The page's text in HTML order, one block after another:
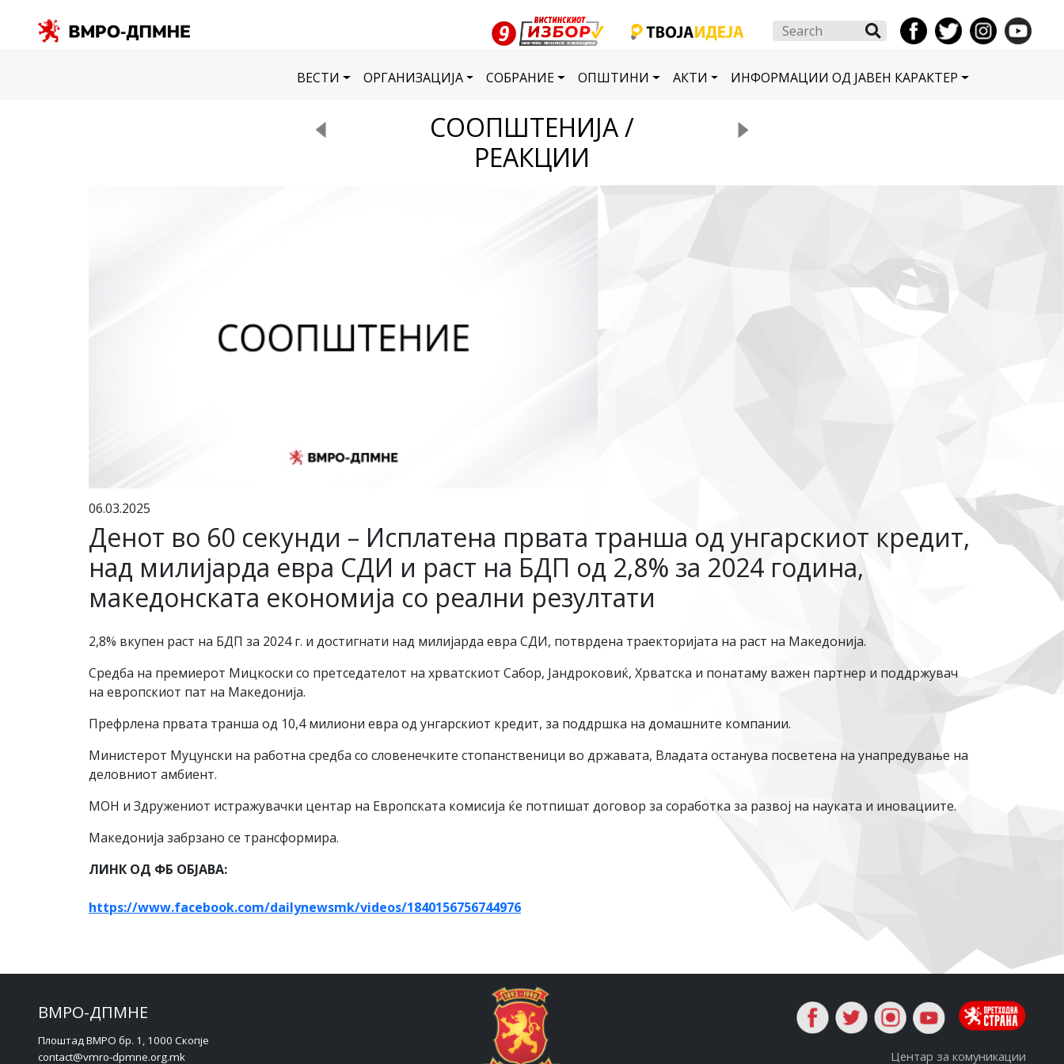
Search
ВЕСТИ ОРГАНИЗАЦИЈА СОБРАНИЕ ОПШТИНИ АКТИ ИНФОРМАЦИИ ОД ЈАВЕН КАРАКТЕР
СООПШТЕНИЈА /
РЕАКЦИИ
06.03.2025
Денот во 60 секунди – Исплатена првата транша од унгарскиот кредит,
над милијарда евра СДИ и раст на БДП од 2,8% за 2024 година,
македонската економија со реални резултати
2,8% вкупен раст на БДП за 2024 г. и достигнати над милијарда евра СДИ, потврдена траекторијата на раст на Македонија.
Средба на премиерот Мицкоски со претседателот на хрватскиот Сабор, Јандроковиќ, Хрватска и понатаму важен партнер и поддржувач
на европскиот пат на Македонија.
Префрлена првата транша од 10,4 милиони евра од унгарскиот кредит, за поддршка на домашните компании.
Министерот Муцунски на работна средба со словенечките стопанственици во државата, Владата останува посветена на унапредување на
деловниот амбиент.
МОН и Здружениот истражувачки центар на Европската комисија ќе потпишат договор за соработка за развој на науката и иновациите.
Македонија забрзано се трансформира.
ЛИНК ОД ФБ ОБЈАВА:
https://www.facebook.com/dailynewsmk/videos/1840156756744976
ВМРО-ДПМНЕ
Плоштад ВМРО бр. 1, 1000 Скопје
contact@vmro-dpmne.org.mk
Центар за комуникации